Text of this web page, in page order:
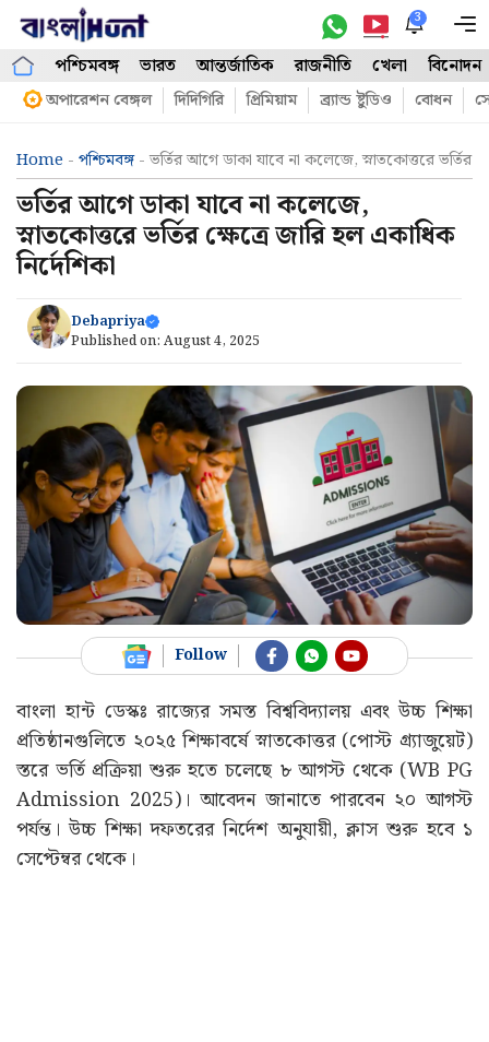
Skip
content
3
পশ্চিমবঙ্গ ভারত আন্তর্জাতিক রাজনীতি খেলা বিনোদন
অপারেশন বেঙ্গল দিদিগিরি প্রিমিয়াম ব্র্যান্ড ষ্টুডিও বোধন
Home - পশ্চিমবঙ্গ-ভর্তির আগে ডাকা যাবে না কলেজে, স্নাতকোত্তরে ভর্তির
ভর্তির আগে ডাকা যাবে না কলেজে,
স্নাতকোত্তরে ভর্তির ক্ষেত্রে জারি হল একাধিক
নির্দেশিকা
Debapriya
Published on: August 4, 2025
Follow
বাংলা হান্ট ডেস্কঃ রাজ্যের সমস্ত বিশ্ববিদ্যালয় এবং উচ্চ শিক্ষা
প্রতিষ্ঠানগুলিতে ২০২৫ শিক্ষাবর্ষে স্নাতকোত্তর (পোস্ট গ্র্যাজুয়েট)
স্তরে ভর্তি প্রক্রিয়া শুরু হতে চলেছে ৮ আগস্ট থেকে (WB PG
Admission 2025)। আবেদন জানাতে পারবেন ২০ আগস্ট
পর্যন্ত। উচ্চ শিক্ষা দফতরের নির্দেশ অনুযায়ী, ক্লাস শুরু হবে ১
সেপ্টেম্বর থেকে।